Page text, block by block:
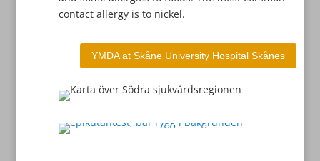
contact allergy is to nickel.
YMDA at Skåne University Hospital Skånes